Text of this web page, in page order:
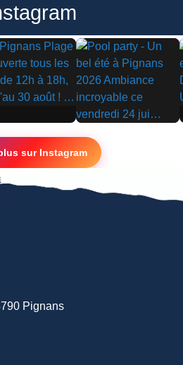
▶
sur Instagram
Pignans